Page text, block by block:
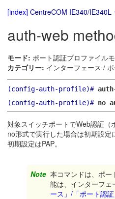
[index] CentreCOM IE340/IE340L
auth-web
モード: ポート認証プロファイル
カテゴリー: インターフェース /
(config-auth-profile)#
(config-auth-profile)# no
対象スイッチポートでWeb認証（
no形式で実行した場合は初期設定
初期設定はPAP。
Note 本コマンドは、ポ
能は、インターフ
ース」/「ポート認証